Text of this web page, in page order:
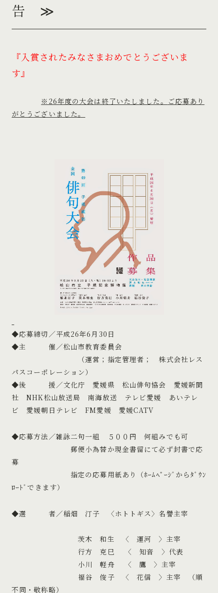
告 ≫
『入賞されたみなさまおめでとうございま
す』
※26年度の大会は終了いたしました。 ご応募あり
がとうございました。
◆応募締切／平成26年6月30日
◆主 催／松山市教育委員会
（運営；指定管理者； 株式会社レス
パスコーポレーション）
◆後 援／文化庁 愛媛県 松山俳句協会 愛媛新聞
社 NHK松山放送局 南海放送 テレビ愛媛 あいテレ
ビ 愛媛朝日テレビ FM愛媛 愛媛CATV
◆応募方法／雑詠二句一組 ５００円 何組みでも可
郵便小為替か現金書留にて必ず封書で応
募
指定の応募用紙あり（ﾎｰﾑﾍﾟｰｼﾞからﾀﾞｳﾝ
ﾛｰﾄﾞできます）
◆選 者／稲畑 汀子 〈ホトトギス〉名譽主宰
茨木 和生 〈 運河 〉主宰
行方 克巳 〈 知音 〉代表
小川 軽舟 〈 鷹 〉主宰
福谷 俊子 〈 花信 〉主宰 （順
不同・敬称略）